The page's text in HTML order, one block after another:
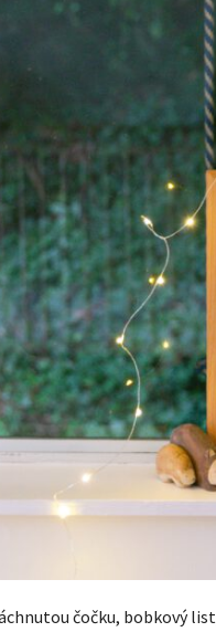
čočku, bobkový